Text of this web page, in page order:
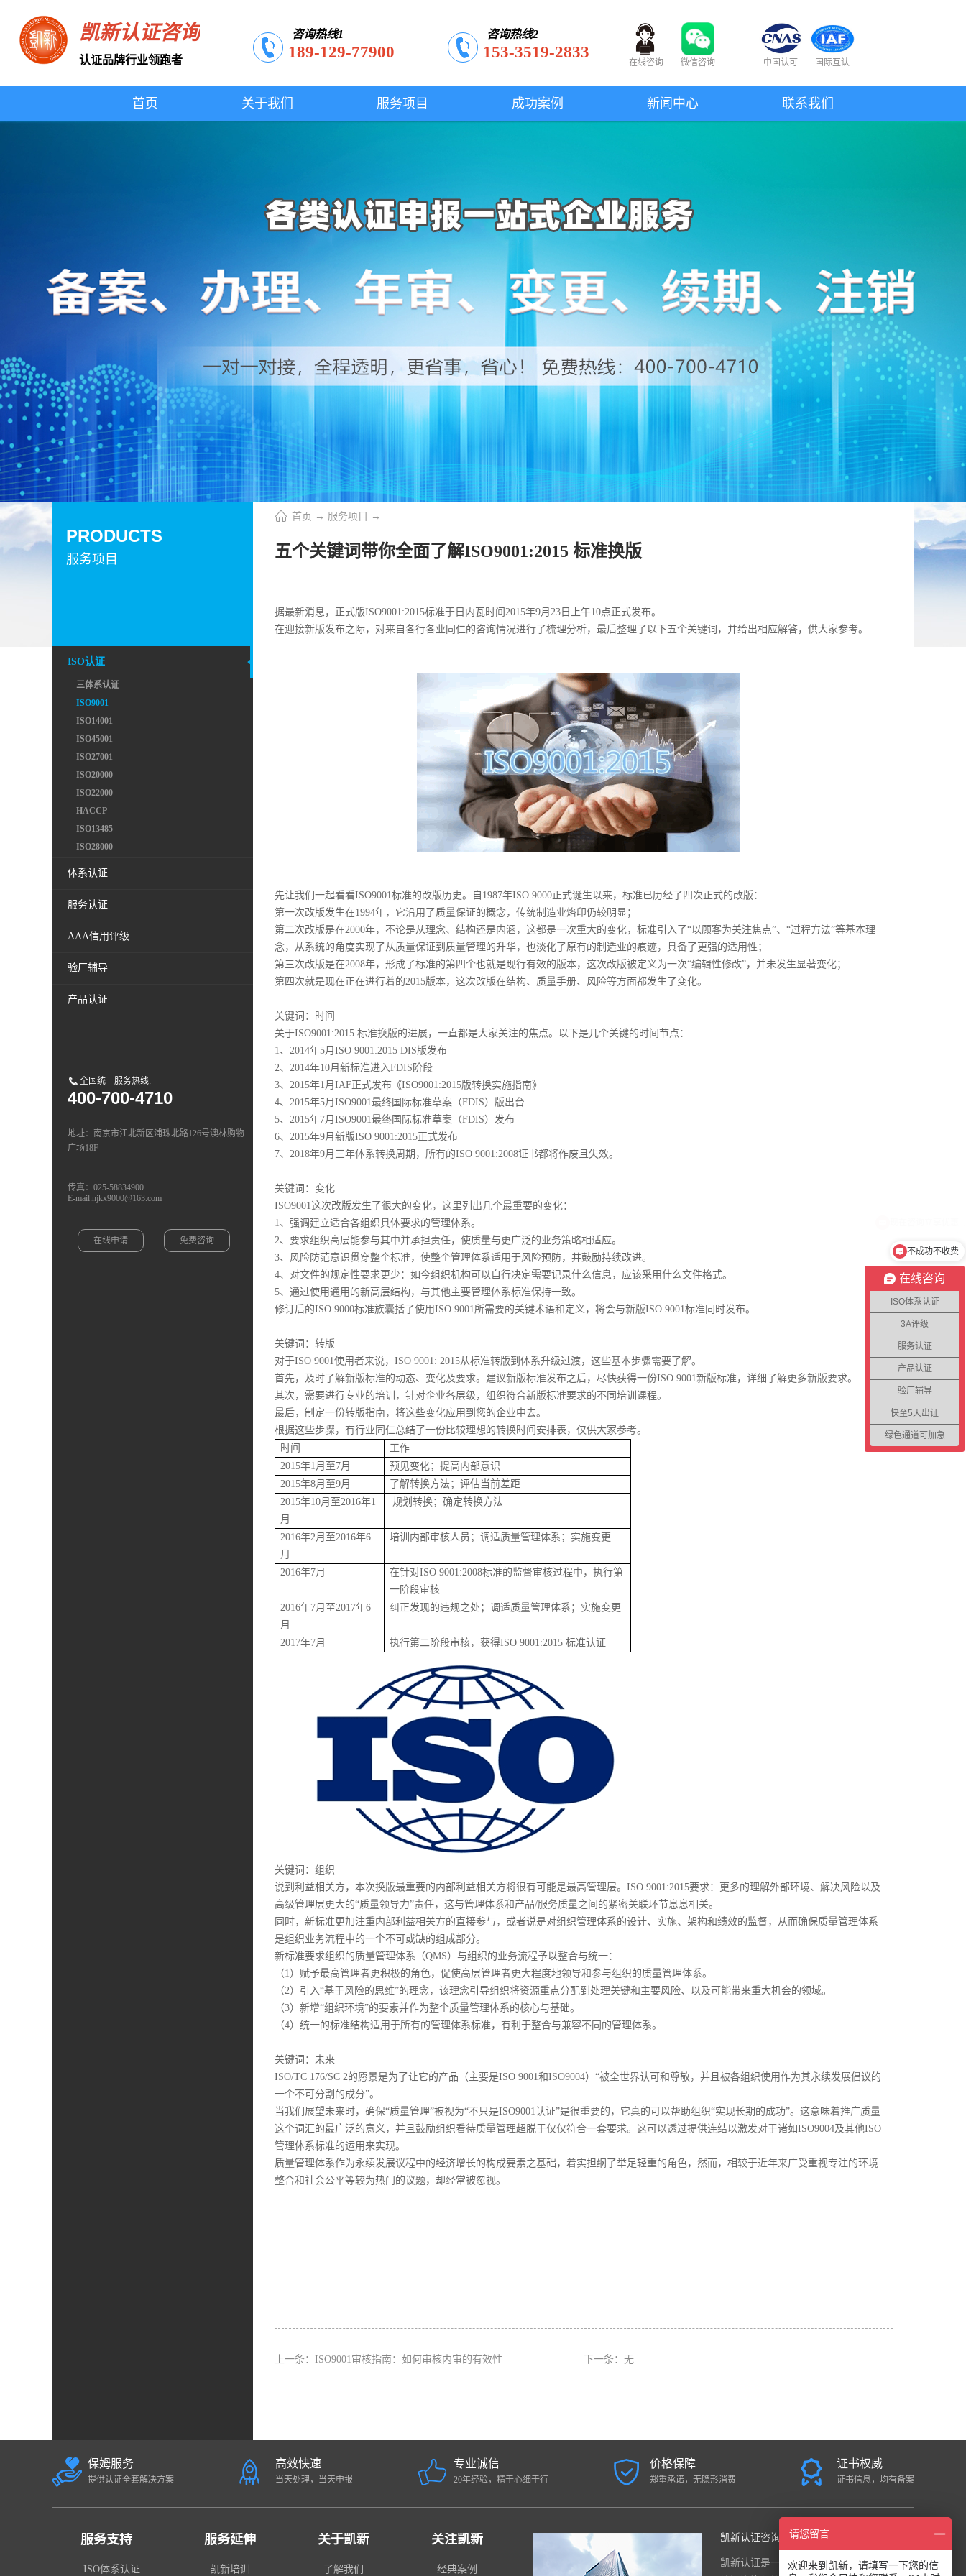
凯新认证咨询
认证品牌行业领跑者
咨询热线1
189-129-77900
咨询热线2
153-3519-2833
在线咨询 微信咨询 中国认可 国际互认
首页 关于我们 服务项目 成功案例 新闻中心 联系我们
服务项目
PRODUCTS
ISO认证
三体系认证
ISO9001
ISO14001
ISO45001
ISO27001
ISO20000
ISO22000
HACCP
ISO13485
ISO28000
体系认证
服务认证
AAA信用评级
验厂辅导
产品认证
全国统一服务热线:
400-700-4710
地址：南京市江北新区浦珠北路126号澳林购物
广场18F
传真：025-58834900
E-mail:njkx9000@163.com
在线申请 免费咨询
首页 → 服务项目 →
五个关键词带你全面了解ISO9001:2015 标准换版
据最新消息，正式版ISO9001:2015标准于日内瓦时间2015年9月23日上午10点正式发布。
在迎接新版发布之际，对来自各行各业同仁的咨询情况进行了梳理分析，最后整理了以下五个关键词，并给出相应解答，供大家参考。
先让我们一起看看ISO9001标准的改版历史。自1987年ISO 9000正式诞生以来，标准已历经了四次正式的改版：
第一次改版发生在1994年，它沿用了质量保证的概念，传统制造业烙印仍较明显；
第二次改版是在2000年，不论是从理念、结构还是内涵，这都是一次重大的变化，标准引入了“以顾客为关注焦点”、“过程方法”等基本理
念，从系统的角度实现了从质量保证到质量管理的升华，也淡化了原有的制造业的痕迹，具备了更强的适用性；
第三次改版是在2008年，形成了标准的第四个也就是现行有效的版本，这次改版被定义为一次“编辑性修改”，并未发生显著变化；
第四次就是现在正在进行着的2015版本，这次改版在结构、质量手册、风险等方面都发生了变化。
关键词：时间
关于ISO9001:2015 标准换版的进展，一直都是大家关注的焦点。以下是几个关键的时间节点：
1、2014年5月ISO 9001:2015 DIS版发布
2、2014年10月新标准进入FDIS阶段
3、2015年1月IAF正式发布《ISO9001:2015版转换实施指南》
4、2015年5月ISO9001最终国际标准草案（FDIS）版出台
5、2015年7月ISO9001最终国际标准草案（FDIS）发布
6、2015年9月新版ISO 9001:2015正式发布
7、2018年9月三年体系转换周期，所有的ISO 9001:2008证书都将作废且失效。
关键词：变化
ISO9001这次改版发生了很大的变化，这里列出几个最重要的变化：
1、强调建立适合各组织具体要求的管理体系。
2、要求组织高层能参与其中并承担责任，使质量与更广泛的业务策略相适应。
3、风险防范意识贯穿整个标准，使整个管理体系适用于风险预防，并鼓励持续改进。
4、对文件的规定性要求更少：如今组织机构可以自行决定需要记录什么信息，应该采用什么文件格式。
5、通过使用通用的新高层结构，与其他主要管理体系标准保持一致。
修订后的ISO 9000标准族囊括了使用ISO 9001所需要的关键术语和定义，将会与新版ISO 9001标准同时发布。
关键词：转版
对于ISO 9001使用者来说，ISO 9001: 2015从标准转版到体系升级过渡，这些基本步骤需要了解。
首先，及时了解新版标准的动态、变化及要求。建议新版标准发布之后，尽快获得一份ISO 9001新版标准，详细了解更多新版要求。
其次，需要进行专业的培训，针对企业各层级，组织符合新版标准要求的不同培训课程。
最后，制定一份转版指南，将这些变化应用到您的企业中去。
根据这些步骤，有行业同仁总结了一份比较理想的转换时间安排表，仅供大家参考。
时间
工作
2015年1月至7月
预见变化；提高内部意识
2015年8月至9月
了解转换方法；评估当前差距
2015年10月至2016年1
月
规划转换；确定转换方法
2016年2月至2016年6
月
培训内部审核人员；调适质量管理体系；实施变更
2016年7月
在针对ISO 9001:2008标准的监督审核过程中，执行第
一阶段审核
2016年7月至2017年6
月
纠正发现的违规之处；调适质量管理体系；实施变更
2017年7月 执行第二阶段审核，获得ISO 9001:2015 标准认证
关键词：组织
说到利益相关方，本次换版最重要的内部利益相关方将很有可能是最高管理层。ISO 9001:2015要求：更多的理解外部环境、解决风险以及
高级管理层更大的“质量领导力”责任，这与管理体系和产品/服务质量之间的紧密关联环节息息相关。
同时，新标准更加注重内部利益相关方的直接参与，或者说是对组织管理体系的设计、实施、架构和绩效的监督，从而确保质量管理体系
是组织业务流程中的一个不可或缺的组成部分。
新标准要求组织的质量管理体系（QMS）与组织的业务流程予以整合与统一：
（1）赋予最高管理者更积极的角色，促使高层管理者更大程度地领导和参与组织的质量管理体系。
（2）引入“基于风险的思维”的理念，该理念引导组织将资源重点分配到处理关键和主要风险、以及可能带来重大机会的领域。
（3）新增“组织环境”的要素并作为整个质量管理体系的核心与基础。
（4）统一的标准结构适用于所有的管理体系标准，有利于整合与兼容不同的管理体系。
关键词：未来
ISO/TC 176/SC 2的愿景是为了让它的产品（主要是ISO 9001和ISO9004）“被全世界认可和尊敬，并且被各组织使用作为其永续发展倡议的
一个不可分割的成分”。
当我们展望未来时，确保“质量管理”被视为“不只是ISO9001认证”是很重要的，它真的可以帮助组织“实现长期的成功”。这意味着推广质量
这个词汇的最广泛的意义，并且鼓励组织看待质量管理超脱于仅仅符合一套要求。这可以透过提供连结以激发对于诸如ISO9004及其他ISO
管理体系标准的运用来实现。
质量管理体系作为永续发展议程中的经济增长的构成要素之基础，着实担纲了举足轻重的角色，然而，相较于近年来广受重视专注的环境
整合和社会公平等较为热门的议题，却经常被忽视。
上一条： ISO9001审核指南：如何审核内审的有效性 下一条：无
保姆服务
提供认证全套解决方案
高效快速
当天处理，当天申报
专业诚信
20年经验，精于心细于行
价格保障
郑重承诺，无隐形消费
证书权威
证书信息，均有备案
服务支持
ISO体系认证
服务延伸
凯新培训
关于凯新
了解我们
关注凯新
经典案例
凯新认证咨询中心
凯新认证是一家面向全国的国际综合
在线咨询
ISO体系认证
3A评级
服务认证
产品认证
验厂辅导
快至5天出证
绿色通道可加急
不成功不收费
请您留言
欢迎来到凯新，请填写一下您的信